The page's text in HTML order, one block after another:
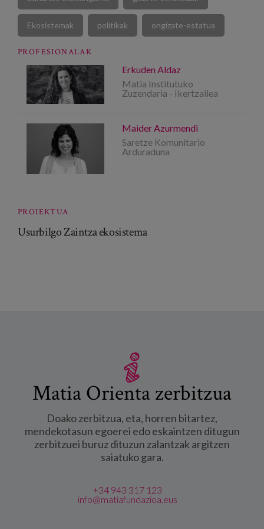
Ekosistemak politikak ongizate-estatua
PROFESIONALAK
Erkuden Aldaz
Matia Institutuko
Zuzendaria - Ikertzailea
Maider Azurmendi
Saretze Komunitario
Arduraduna
PROIEKTUA
Usurbilgo Zaintza ekosistema
Matia Orienta zerbitzua
Doako zerbitzua, eta, horren bitartez,
mendekotasun egoerei edo eskaintzen ditugun
zerbitzuei buruz dituzun zalantzak argitzen
saiatuko gara.
+34 943 317 123
info@matiafundazioa.eus